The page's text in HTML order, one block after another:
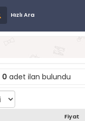
Hızlı Ara
0 adet ilan bulundu
Fiyat